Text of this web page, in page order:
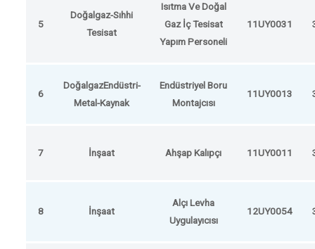
5
Doğalgaz-Sıhhi
Tesisat
Isıtma Ve Doğal
Gaz İç Tesisat
Yapım Personeli
11UY0031
6
DoğalgazEndüstri-
Metal-Kaynak
Endüstriyel Boru
Montajcısı
11UY0013
7 İnşaat Ahşap Kalıpçı 11UY0011
8 İnşaat
Alçı Levha
Uygulayıcısı
12UY0054